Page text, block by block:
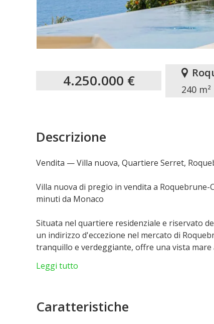
4.250.000 € 240 m²
Descrizione
Vendita — Villa nuova, Quartiere Serret,
Villa nuova di pregio in vendita a
minuti da Monaco
Situata nel quartiere residenziale e riservato
un indirizzo d'eccezione nel mercato di
tranquillo e verdeggiante, offre una vista
climatizzazione individuale per il massimo
Leggi tutto
Caratteristiche